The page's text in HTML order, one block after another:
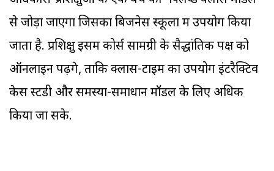
से जोड़ा जाएगा जिसका बिजनेस स्कूलों में उपयोग किया
जाता है. प्रशिक्षु इसमें कोर्स सामग्री के सैद्धांतिक पक्ष को
ऑनलाइन पढ़ेंगे, ताकि क्लास-टाइम का उपयोग इंटरैक्टिव
केस स्टडी और समस्या-समाधान मॉडल के लिए अधिक
किया जा सके.